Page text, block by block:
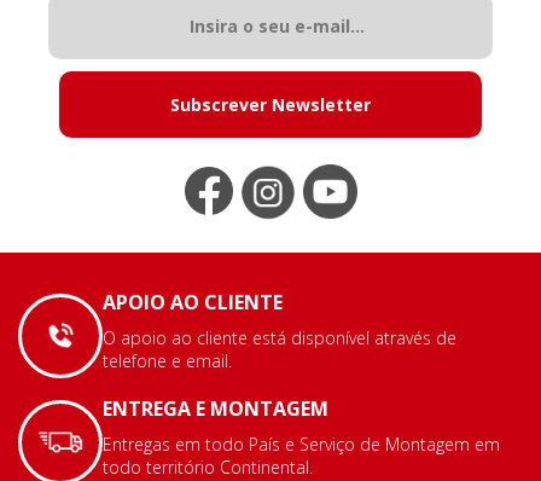
Subscrever Newsletter
APOIO AO CLIENTE
O apoio ao cliente está disponível através de
telefone e email.
ENTREGA E MONTAGEM
Entregas em todo País e Serviço de Montagem em
todo território Continental.